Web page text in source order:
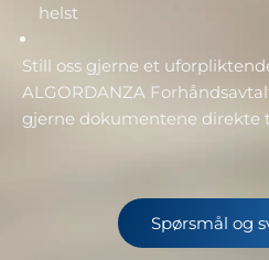
helst
Still oss gjerne et
ALGORDANZA
gjerne dokumentene direkte
Spørsmål og